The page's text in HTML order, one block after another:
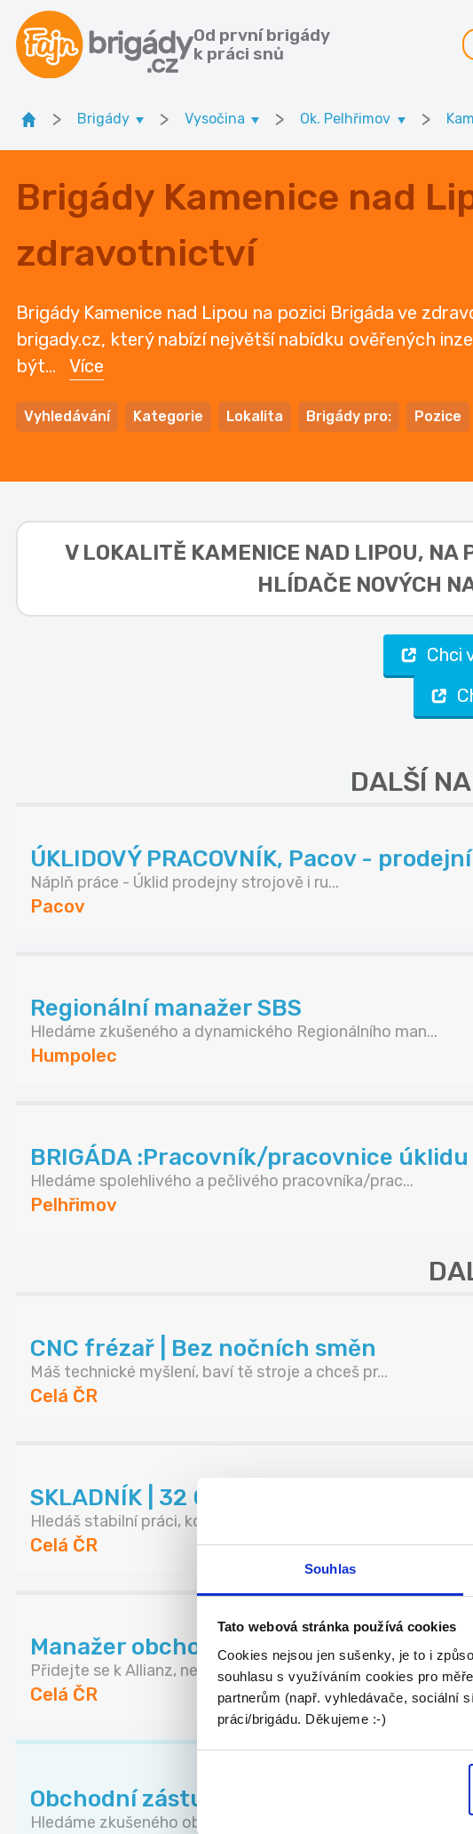
Souhlas
Tato webová stránka používá cookies
Cookies nejsou jen sušenky, je to i
souhlasu s využíváním cookies pro
partnerům (např. vyhledávače, sociální
práci/brigádu. Děkujeme :-)
Od první brigády
k práci snů
> Brigády > Vysočina > Ok. Pelhřimov >
Brigády Kamenice nad
zdravotnictví
Brigády Kamenice nad Lipou na pozici Brigáda ve
brigady.cz, který nabízí největší nabídku ověřených
být... Více
Vyhledávání Kategorie Lokalita Brigády pro: Pozice
V LOKALITĚ KAMENICE NAD LIPOU, NA
HLÍDAČE NOVÝCH
Chci
DALŠÍ
ÚKLIDOVÝ PRACOVNÍK, Pacov -
Náplň práce - Úklid prodejny strojově i ru...
Pacov
Regionální manažer SBS
Hledáme zkušeného a dynamického Regionálního man...
Humpolec
BRIGÁDA :Pracovník/pracovnice úklidu
Hledáme spolehlivého a pečlivého pracovníka/prac...
Pelhřimov
CNC frézař | Bez nočních směn
Máš technické myšlení, baví tě stroje a chceš pr...
Celá ČR
SKLADNÍK | 32 000 Kč | Bez nočních
Hledáš stabilní práci, kde se neztratíš a všechn...
Celá ČR
Manažer obchodního týmu Allianz |
Přidejte se k Allianz, největší pojišťovně na sv...
Celá ČR
Obchodní zástupce pro nemovitostní
Hledáme zkušeného obchodníka, který posílí náš t...